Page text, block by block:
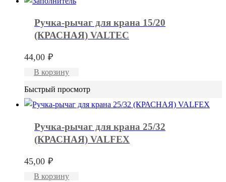
Ручка-рычаг для крана 15/20
(КРАСНАЯ) VALTEC
44,00 ₽
В корзину
Быстрый просмотр
Ручка-рычаг для крана 25/32
(КРАСНАЯ) VALFEX
45,00 ₽
В корзину